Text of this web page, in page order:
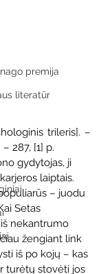
premija
literatūr
trileris]. –
287, [1] p.
gydytojas, ji
laiptais.
– juodu
Setas
iš nekantrumo
žengiant link
iš po kojų – kas
turėtų stovėti jos